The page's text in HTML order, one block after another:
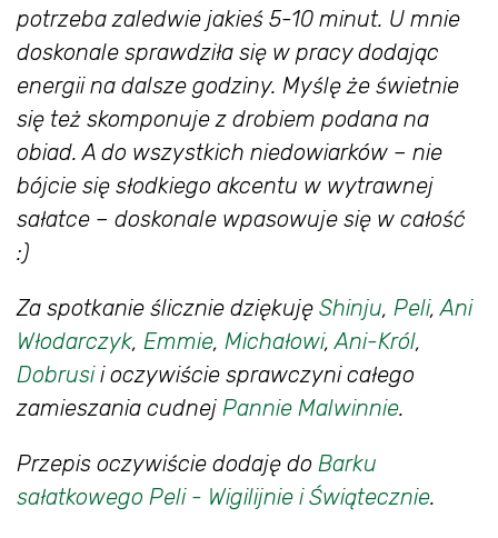
potrzeba zaledwie jakieś 5-10 minut. U mnie
doskonale sprawdziła się w pracy dodając
energii na dalsze godziny. Myślę że świetnie
się też skomponuje z drobiem podana na
obiad. A do wszystkich niedowiarków – nie
bójcie się słodkiego akcentu w wytrawnej
sałatce – doskonale wpasowuje się w całość
:)
Za spotkanie ślicznie dziękuję Shinju, Peli,Ani
Włodarczyk, Emmie, Michałowi,Ani-Król,
Dobrusii oczywiście sprawczyni całego
zamieszania cudnej Pannie Malwinnie.
Przepis oczywiście dodaję do Barku
sałatkowego Peli - Wigilijnie i Świątecznie.